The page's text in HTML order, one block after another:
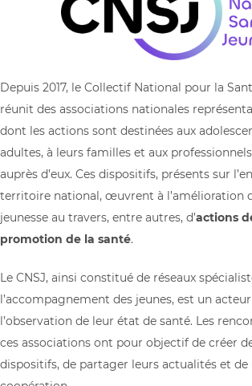
Depuis 2017, le Collectif National pour la
réunit des associations nationales
dont les actions sont destinées aux
adultes, à leurs familles et aux
auprès d’eux. Ces dispositifs, présents sur
territoire national, œuvrent à l’amélioration
jeunesse au travers, entre autres, d’actions
promotion de la santé.
Le CNSJ, ainsi constitué de réseaux
l’accompagnement des jeunes, est un
l’observation de leur état de santé. Les
ces associations ont pour objectif de créer
dispositifs, de partager leurs actualités et